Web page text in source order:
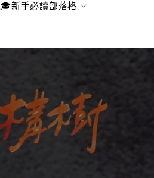
🎓新手必讀部落格